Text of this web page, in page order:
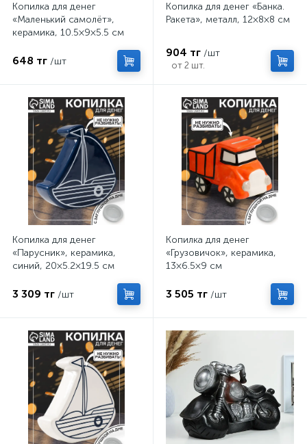
Копилка для денег
«Маленький самолёт»,
керамика, 10.5×9×5.5 см
648 тг /шт
Копилка для денег «Банка.
Ракета», металл, 12×8×8 см
904 тг /шт
от 2 шт.
Копилка для денег
«Парусник», керамика,
синий, 20×5.2×19.5 см
3 309 тг /шт
Копилка для денег
«Грузовичок», керамика,
13×6.5×9 см
3 505 тг /шт